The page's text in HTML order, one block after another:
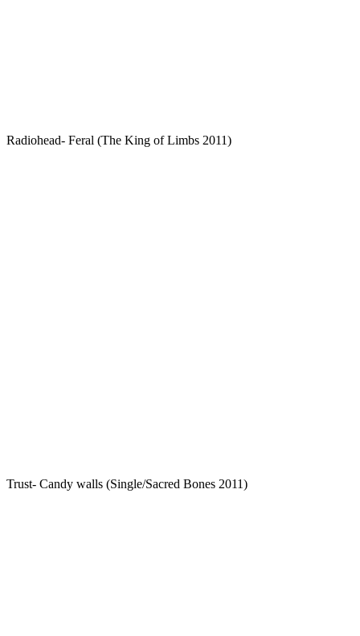
Radiohead- Feral (The King of Limbs 2011)
Trust- Candy walls (Single/Sacred Bones 2011)